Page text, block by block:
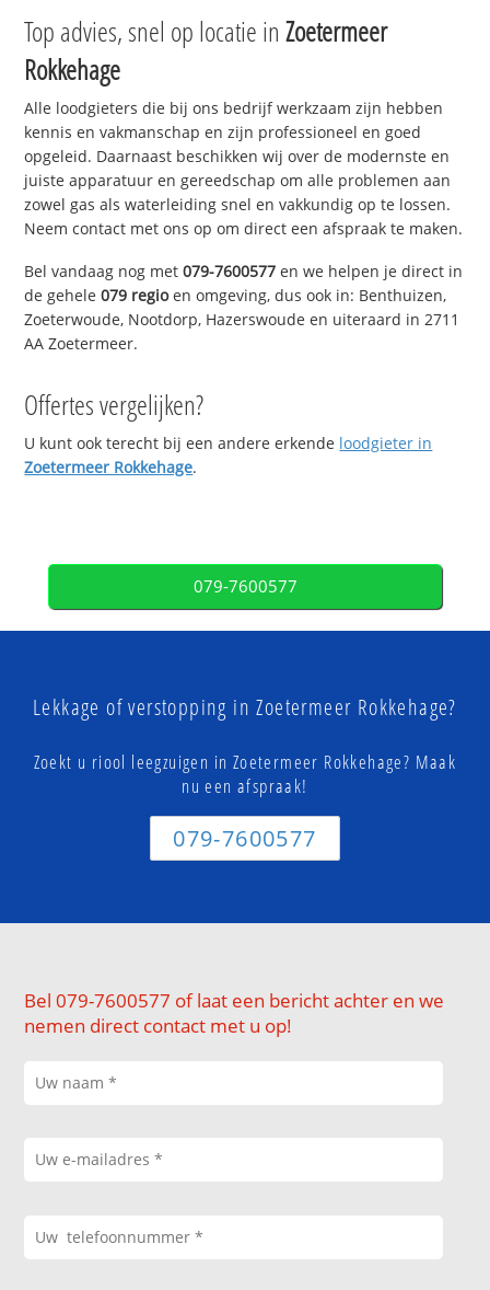
Top advies, snel op locatie inZoetermeer
Rokkehage
Alle loodgieters die bij ons bedrijf werkzaam zijn hebben
kennis en vakmanschap en zijn professioneel en goed
opgeleid. Daarnaast beschikken wij over de modernste en
juiste apparatuur en gereedschap om alle problemen aan
zowel gas als waterleiding snel en vakkundig op te lossen.
Neem contact met ons op om direct een afspraak te maken.
Bel vandaag nog met079-7600577 en we helpen je direct in
de gehele079 regioen omgeving, dus ook in: Benthuizen,
Zoeterwoude, Nootdorp, Hazerswoude en uiteraard in 2711
AA Zoetermeer.
Offertes vergelijken?
U kunt ook terecht bij een andere erkende loodgieter in
Zoetermeer Rokkehage.
079-7600577
Lekkage of verstopping in Zoetermeer Rokkehage?
Zoekt u riool leegzuigen in Zoetermeer Rokkehage? Maak
nu een afspraak!
079-7600577
Bel 079-7600577 of laat een bericht achter en we
nemen direct contact met u op!